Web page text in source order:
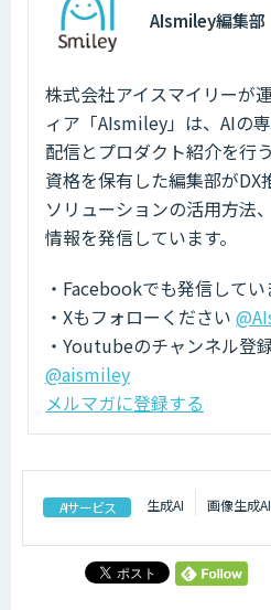
AIsmiley編集部
株式会社アイスマイリーが
ィア「AIsmiley」は、AIの
配信とプロダクト紹介を行
資格を保有した編集部が
ソリューションの活用方法
情報を発信しています。
・Facebookでも発信してい
・Xもフォローください
・Youtubeのチャンネル登
@aismiley
メルマガに登録する
AIサービス 生成AI 画像生成AI